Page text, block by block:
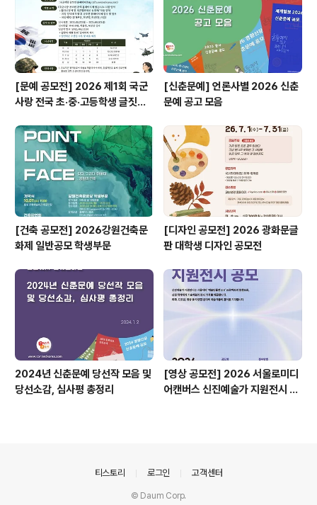
[문예 공모전] 2026 제1회 국군
사랑 전국 초·중·고등학생 글짓기
[신춘문예] 언론사별 2026 신춘
문예 공고 모음
[건축 공모전] 2026강원건축문
화제 일반공모 학생부문
[디자인 공모전] 2026 광화문글
판 대학생 디자인 공모전
2024년 신춘문예 당선작 모음 및
당선소감, 심사평 총정리
[영상 공모전] 2026 서울로미디
어캔버스 신진예술가 지원전시 공
티스토리 로그인 고객센터
© Daum Corp.